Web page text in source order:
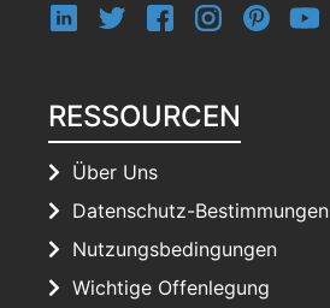
RESSOURCEN
Über Uns
Datenschutz-Bestimmungen
Nutzungsbedingungen
Wichtige Offenlegung